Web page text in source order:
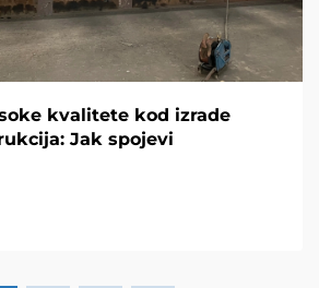
kvalitete kod izrade
Jak spojevi